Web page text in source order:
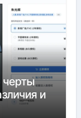
черты
и